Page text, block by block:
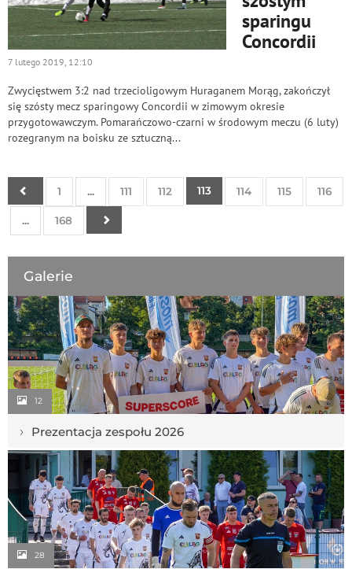
sparingu
Concordii
7 lutego 2019, 12:10
Zwycięstwem 3:2 nad trzecioligowym Huraganem Morąg, zakończył
się szósty mecz sparingowy Concordii w zimowym okresie
przygotowawczym. Pomarańczowo-czarni w środowym meczu (6 luty)
rozegranym na boisku ze sztuczną...
1 ... 111 112 113 114 115 116
... 168
Galerie
12
› Prezentacja zespołu 2026
28